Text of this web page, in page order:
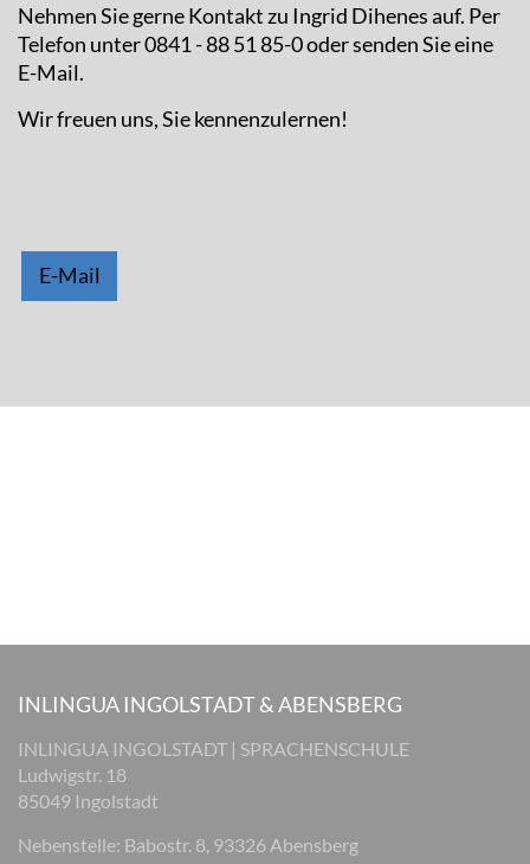
Nehmen Sie gerne Kontakt zu Ingrid Dihenes auf. Per
Telefon unter 0841 - 88 51 85-0 oder senden Sie eine
E-Mail.
Wir freuen uns, Sie kennenzulernen!
E-Mail
INLINGUA INGOLSTADT & ABENSBERG
INLINGUA INGOLSTADT | SPRACHENSCHULE
Ludwigstr. 18
85049 Ingolstadt
Nebenstelle: Babostr. 8, 93326 Abensberg